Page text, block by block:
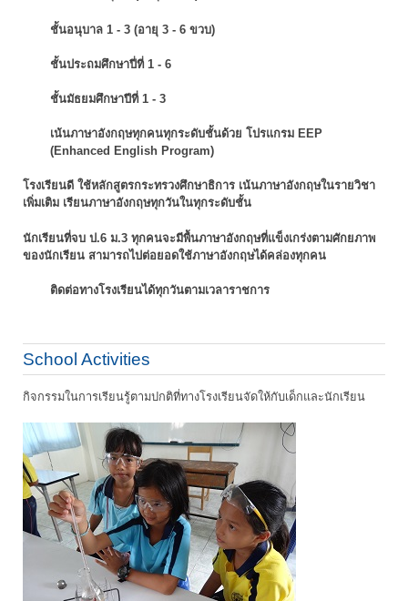
ชั้นอนุบาล 1 - 3 (อายุ 3 - 6 ขวบ)
ชั้นประถมศึกษาปี่ที่ 1 - 6
ชั้นมัธยมศึกษาปีที่ 1 - 3
เน้นภาษาอังกฤษทุกคนทุกระดับชั้นด้วย โปรแกรม EEP
(Enhanced English Program)
โรงเรียนดี ใช้หลักสูตรกระทรวงศึกษาธิการ เน้นภาษาอังกฤษในรายวิชา
เพิ่มเติม เรียนภาษาอังกฤษทุกวันในทุกระดับชั้น
นักเรียนที่จบ ป.6 ม.3 ทุกคนจะมีพื้นภาษาอังกฤษที่แข็งเกร่งตามศักยภาพ
ของนักเรียน สามารถไปต่อยอดใช้ภาษาอังกฤษได้คล่องทุกคน
ติดต่อทางโรงเรียนได้ทุกวันตามเวลาราชการ
School Activities
กิจกรรมในการเรียนรู้ตามปกติที่ทางโรงเรียนจัดให้กับเด็กและนักเรียน